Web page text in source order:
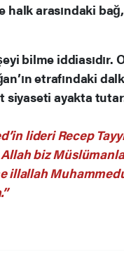
arasındaki
bilme
etrafındaki
siyaseti ayakta
lideri Recep
biz
illallah